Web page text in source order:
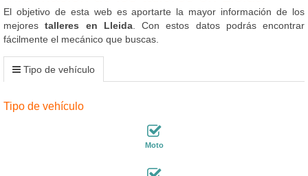
El objetivo de esta web es aportarte la mayor información de los
mejorestalleres en Lleida. Con estos datos podrás encontrar
fácilmente el mecánico que buscas.
Tipo de vehículo
Tipo de vehículo
Moto